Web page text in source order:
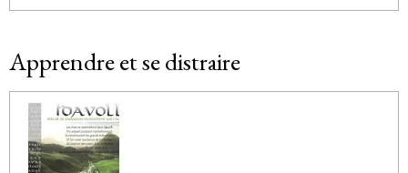
Apprendre et se distraire